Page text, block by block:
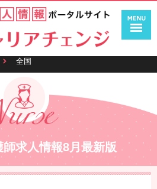
全国
求人情報8月最新版